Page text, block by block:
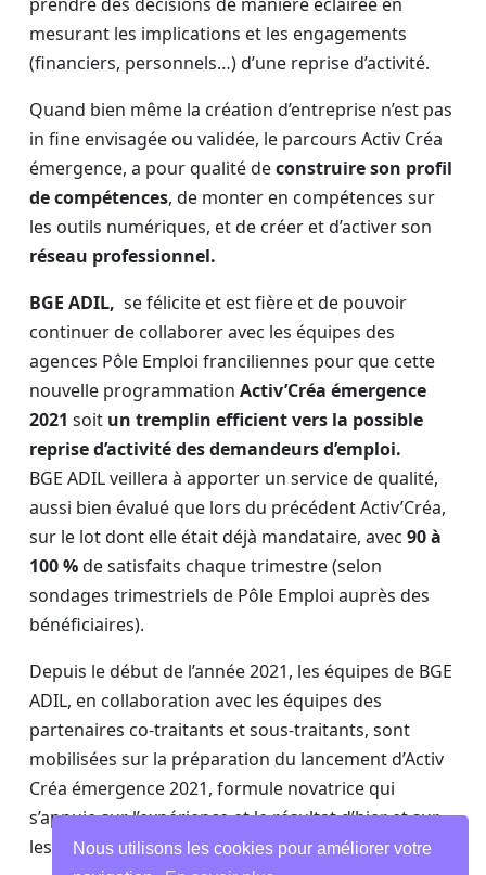
prendre des décisions de manière éclairée en
mesurant les implications et les engagements
(financiers, personnels…) d’une reprise d’activité.
Quand bien même la création d’entreprise n’est pas
in fine envisagée ou validée, le parcours Activ Créa
émergence, a pour qualité deconstruire son profil
de compétences, de monter en compétences sur
les outils numériques, et de créer et d’activer son
réseau professionnel.
BGE ADIL, se félicite et est fière et de pouvoir
continuer de collaborer avec les équipes des
agences Pôle Emploi franciliennes pour que cette
nouvelle programmation Activ’Créa émergence
2021 soit un tremplin efficient vers la possible
reprise d’activité des demandeurs d’emploi.
BGE ADIL veillera à apporter un service de qualité,
aussi bien évalué que lors du précédent Activ’Créa,
sur le lot dont elle était déjà mandataire, avec 90 à
100 %de satisfaits chaque trimestre (selon
sondages trimestriels de Pôle Emploi auprès des
bénéficiaires).
Depuis le début de l’année 2021, les équipes de BGE
ADIL, en collaboration avec les équipes des
partenaires co-traitants et sous-traitants, sont
mobilisées sur la préparation du lancement d’Activ
Créa émergence 2021, formule novatrice qui
s’appuie sur l’expérience et le résultat d’hier et sur
les enjeux de demain.
Nous utilisons les cookies pour améliorer votre